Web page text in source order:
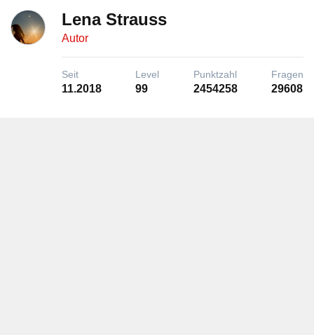
Lena Strauss
Autor
Seit
11.2018
Level
99
Punktzahl
2454258
Fragen
29608